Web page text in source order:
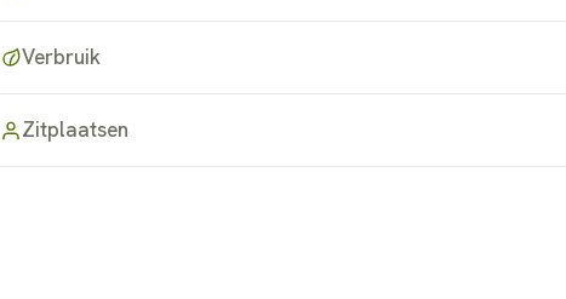
Verbruik
Zitplaatsen